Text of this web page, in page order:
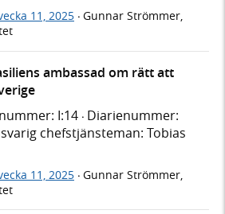
11, 2025 · Gunnar Strömmer,
ambassad om rätt att
I:14 · Diarienummer:
chefstjänsteman: Tobias
11, 2025 · Gunnar Strömmer,